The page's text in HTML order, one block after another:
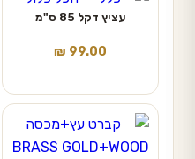
עציץ דקל 85 ס"מ
₪ 99.00